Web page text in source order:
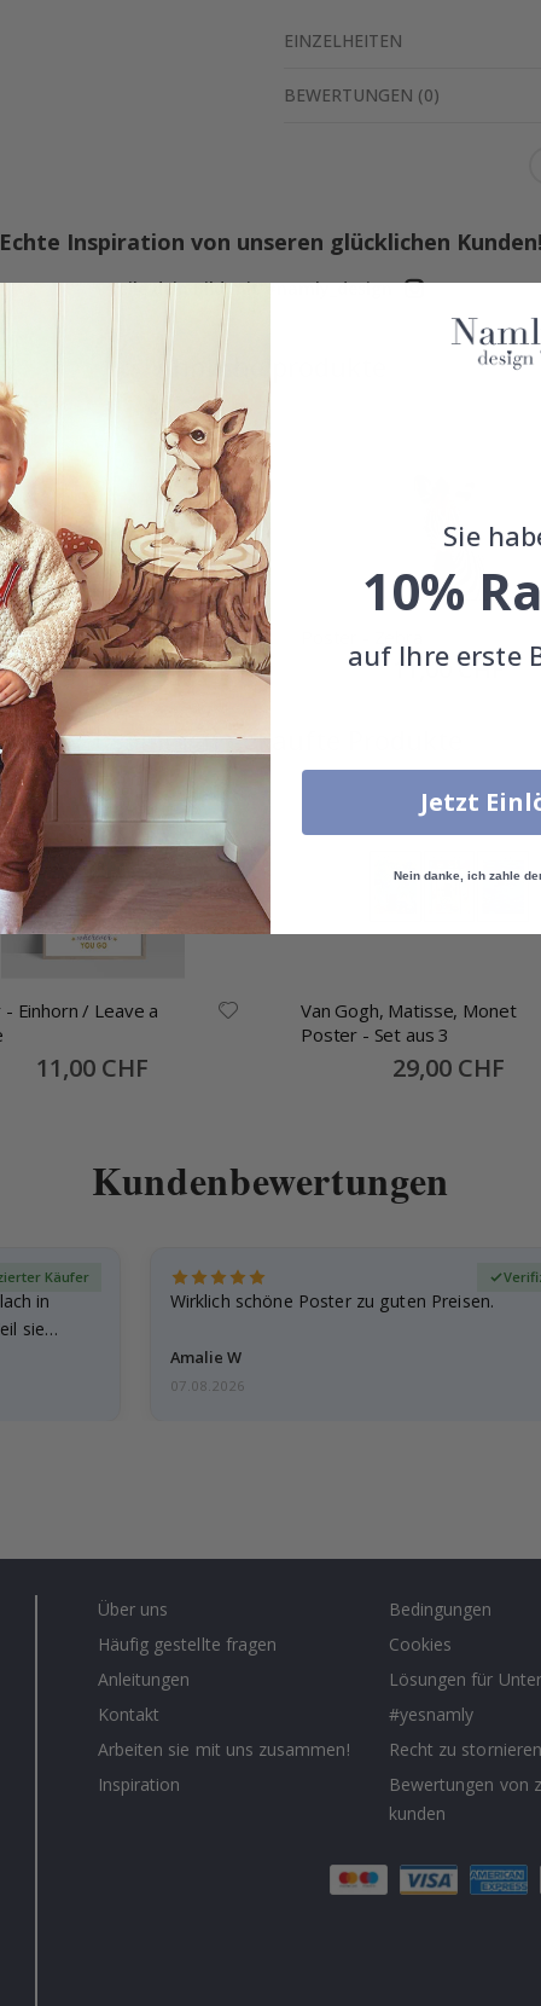
EINZELHEITEN
BEWERTUNGEN (0)
Echte Inspiration von unseren glücklichen Kunden!
Teile dein Bild mit #namly_design
Ähnliche produkte
- Tiger
Special
Price
11,00 CHF Special
11,00 CHF
Zusammen gekaufte Produkte
Einhorn / Leave a
Special
Price
11,00 CHF
Van Gogh, Matisse, Monet
Poster - Set aus 3
Special
Price
29,00 CHF
Kundenbewertungen
in
sie…
Käufer
Wirklich schöne Poster zu guten Preisen.
Amalie W
07.08.2026
Über uns
Häufig gestellte fragen
Anleitungen
Kontakt
Arbeiten sie mit uns zusammen!
Inspiration
Bedingungen
Cookies
Lösungen für
#yesnamly
Recht zu stornieren
Bewertungen von
kunden
Sie
10%
auf Ihre erste
Jetzt
Nein danke, ich zahle